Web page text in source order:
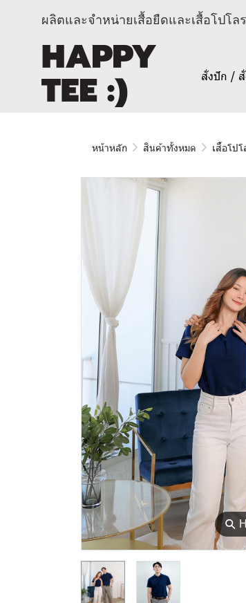
ผลิตและจำหน่ายเสื้อยืดและเสื้อโปโล
สั่งปัก /
หน้าหลัก สินค้าทั้งหมด เสื้อโปโ
⚲